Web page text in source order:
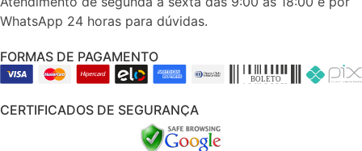
WhatsApp 24 horas para dúvidas.
FORMAS DE PAGAMENTO
CERTIFICADOS DE SEGURANÇA